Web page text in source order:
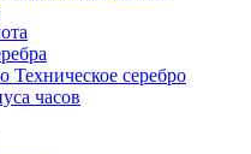
Техническое серебро
часов